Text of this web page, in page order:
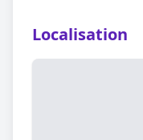
Localisation